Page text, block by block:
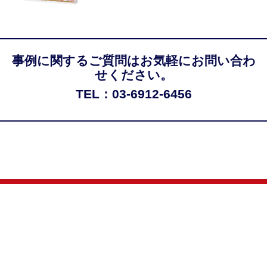
事例に関するご質問はお気軽にお問い合わ
せください。
TEL：03-6912-6456